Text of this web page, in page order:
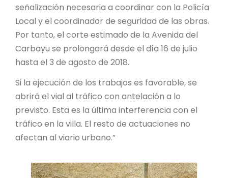
señalización necesaria a coordinar con la Policía
Local y el coordinador de seguridad de las obras.
Por tanto, el corte estimado de la Avenida del
Carbayu se prolongará desde el día 16 de julio
hasta el 3 de agosto de 2018.
Si la ejecución de los trabajos es favorable, se
abrirá el vial al tráfico con antelación a lo
previsto. Esta es la última interferencia con el
tráfico en la villa. El resto de actuaciones no
afectan al viario urbano.”